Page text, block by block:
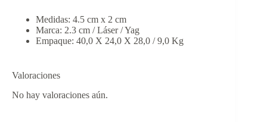
Medidas: 4.5 cm x 2 cm
Marca: 2.3 cm / Láser / Yag
Empaque: 40,0 X 24,0 X 28,0 / 9,0 Kg
Valoraciones
No hay valoraciones aún.